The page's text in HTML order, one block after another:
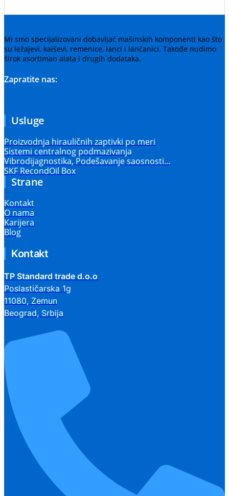
Mi smo specijalizovani dobavljač mašinskih komponenti kao što
su ležajevi, kaiševi, remenice, lanci i lančanici. Takođe nudimo
širok asortiman alata i drugih dodataka.
Zapratite nas:
Usluge
Proizvodnja hirauličnih zaptivki po meri
Sistemi centralnog podmazivanja
Vibrodijagnostika, Podešavanje saosnosti…
SKF RecondOil Box
Strane
Kontakt
O nama
Karijera
Blog
Kontakt
TP Standard trade d.o.o
Poslastičarska 1g
11080, Zemun
Beograd, Srbija